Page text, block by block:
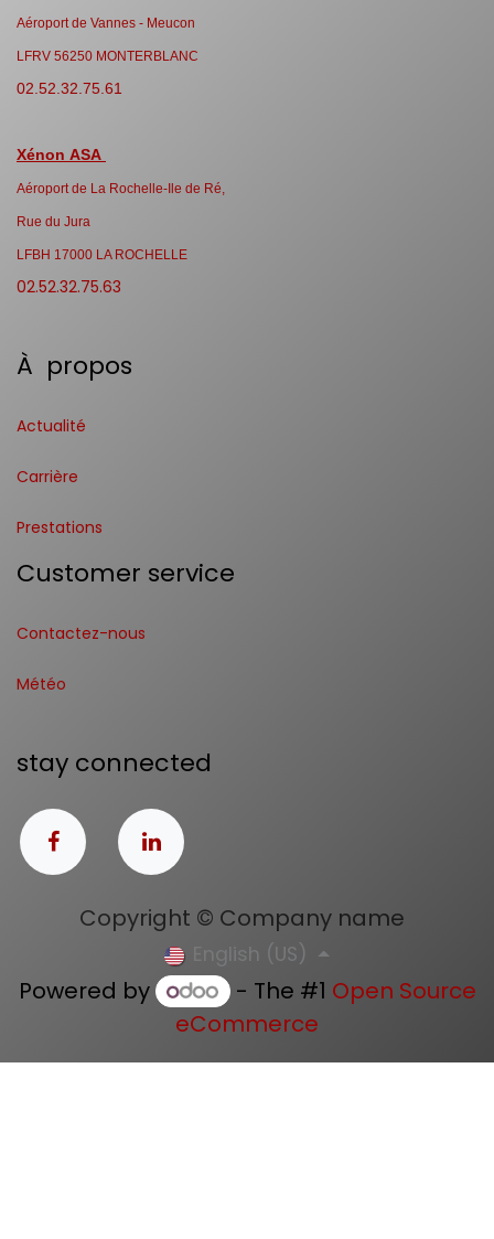
Aéroport de Vannes - Meucon
LFRV 56250 MONTERBLANC
02.52.32.75.61
Xénon ASA
Aéroport de La Rochelle-Ile de Ré,
Rue du Jura
LFBH 17000 LA ROCHELLE
02.52.32.75.63
À propos
Actualité
Carrière
Prestations
Customer service
Contactez-nous
Météo
stay connected
Copyright © Company name
English (US)
Powered by - The #1 Open Source
eCommerce